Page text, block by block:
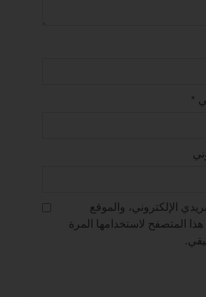
*
الإلكتروني، والموقع
هذا المتصفح لاستخدامها المرة